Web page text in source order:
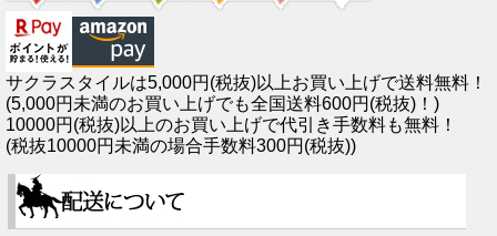
サクラスタイルは5,000円(税抜)以上お買い上げで送料無料！
(5,000円未満のお買い上げでも全国送料600円(税抜)！)
10000円(税抜)以上のお買い上げで代引き手数料も無料！
(税抜10000円未満の場合手数料300円(税抜))